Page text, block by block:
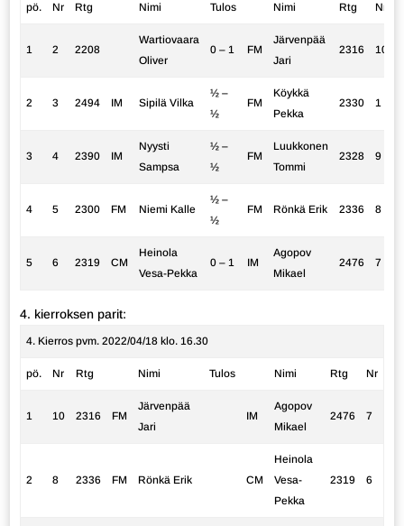
pö. Nr Rtg Nimi Tulos Nimi Rtg Nr
1 2 2208
Wartiovaara
Oliver
0 – 1 FM
Järvenpää
Jari
2316 10
2 3 2494 IM Sipilä Vilka
½ –
½
FM
Köykkä
Pekka
2330 1
3 4 2390 IM
Nyysti
Sampsa
½ –
½
FM
Luukkonen
Tommi
2328 9
4 5 2300 FM Niemi Kalle
½ –
½
FM Rönkä Erik 2336 8
5 6 2319 CM
Heinola
Vesa-Pekka
0 – 1 IM
Agopov
Mikael
2476 7
4. kierroksen parit:
4. Kierros pvm. 2022/04/18 klo. 16.30
pö. Nr Rtg Nimi Tulos Nimi Rtg Nr
1 10 2316 FM
Järvenpää
Jari
IM
Agopov
Mikael
2476 7
2 8 2336 FM Rönkä Erik CM
Heinola
Vesa-
Pekka
2319 6